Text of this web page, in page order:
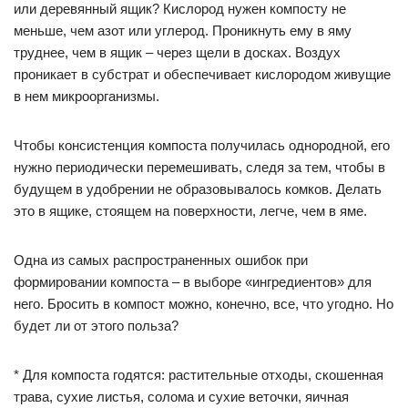
или деревянный ящик? Кислород нужен компосту не
меньше, чем азот или углерод. Проникнуть ему в яму
труднее, чем в ящик – через щели в досках. Воздух
проникает в субстрат и обеспечивает кислородом живущие
в нем микроорганизмы.
Чтобы консистенция компоста получилась однородной, его
нужно периодически перемешивать, следя за тем, чтобы в
будущем в удобрении не образовывалось комков. Делать
это в ящике, стоящем на поверхности, легче, чем в яме.
Одна из самых распространенных ошибок при
формировании компоста – в выборе «ингредиентов» для
него. Бросить в компост можно, конечно, все, что угодно. Но
будет ли от этого польза?
* Для компоста годятся: растительные отходы, скошенная
трава, сухие листья, солома и сухие веточки, яичная